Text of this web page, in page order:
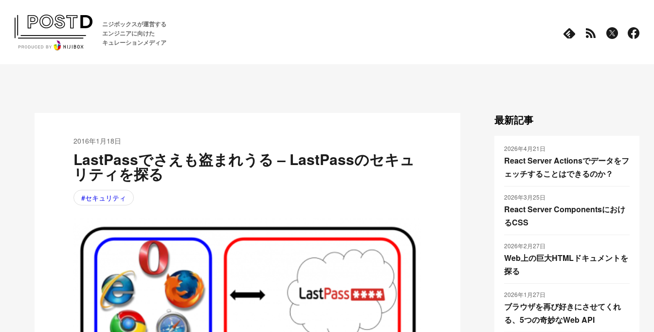
ニジボックスが運営する
エンジニアに向けた
キュレーションメディア
2016年1月18日
LastPassでさえも盗まれうる – LastPassのセキュ
リティを探る
セキュリティ
最新記事
2026年4月21日
React Server Actionsでデータをフ
ェッチすることはできるのか？
2026年3月25日
React Server Componentsにおけ
るCSS
2026年2月27日
Web上の巨大HTMLドキュメントを
探る
2026年1月27日
ブラウザを再び好きにさせてくれ
る、5つの奇妙なWeb API